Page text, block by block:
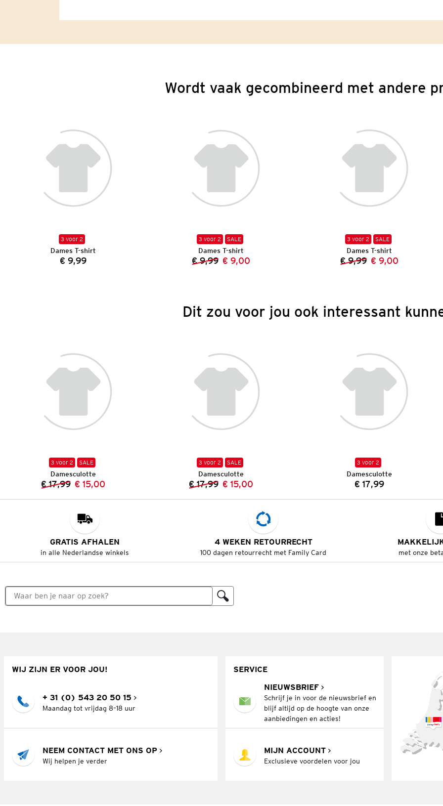
Wordt vaak gecombineerd met andere
3 voor 2
Dames T-shirt
Prijs:
€ 9,99
3 voor 2 SALE
Dames T-shirt
Vorige prijs:
€ 9,99 Nieuwe prijs:
€ 9,00
3 voor 2 SALE
Dames T-shirt
Vorige prijs:
€ 9,99 Nieuwe prijs:
€ 9,00
Dit zou voor jou ook interessant
3 voor 2 SALE
Damesculotte
Vorige prijs:
€ 17,99 Nieuwe prijs:
€ 15,00
3 voor 2 SALE
Damesculotte
Vorige prijs:
€ 17,99 Nieuwe prijs:
€ 15,00
3 voor 2
Damesculotte
Prijs:
€ 17,99
GRATIS AFHALEN
in alle Nederlandse winkels
4 WEKEN RETOURRECHT
100 dagen retourrecht met Family Card met onze
WIJ ZIJN ER VOOR JOU!
+ 31 (0) 543 20 50 15
Maandag tot vrijdag 8–18 uur
NEEM CONTACT MET ONS OP
Wij helpen je verder
SERVICE
NIEUWSBRIEF
Schrijf je in voor de nieuwsbrief en
blijf altijd op de hoogte van onze
aanbiedingen en acties!
MIJN ACCOUNT
Exclusieve voordelen voor jou